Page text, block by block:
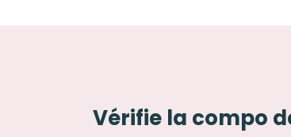
Vérifie la compo